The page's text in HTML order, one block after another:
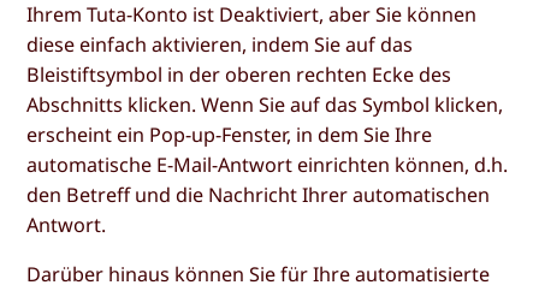
Ihrem Tuta-Konto ist Deaktiviert, aber Sie können
diese einfach aktivieren, indem Sie auf das
Bleistiftsymbol in der oberen rechten Ecke des
Abschnitts klicken. Wenn Sie auf das Symbol klicken,
erscheint ein Pop-up-Fenster, in dem Sie Ihre
automatische E-Mail-Antwort einrichten können, d.h.
den Betreff und die Nachricht Ihrer automatischen
Antwort.
Darüber hinaus können Sie für Ihre automatisierte